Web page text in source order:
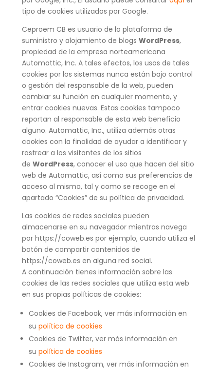
tipo de cookies utilizadas por Google.
Ceproem CB es usuario de la plataforma de
suministro y alojamiento de blogs WordPress,
propiedad de la empresa norteamericana
Automattic, Inc. A tales efectos, los usos de tales
cookies por los sistemas nunca están bajo control
o gestión del responsable de la web, pueden
cambiar su función en cualquier momento, y
entrar cookies nuevas. Estas cookies tampoco
reportan al responsable de esta web beneficio
alguno. Automattic, Inc., utiliza además otras
cookies con la finalidad de ayudar a identificar y
rastrear a los visitantes de los sitios
de WordPress, conocer el uso que hacen del sitio
web de Automattic, así como sus preferencias de
acceso al mismo, tal y como se recoge en el
apartado “Cookies” de su política de privacidad.
Las cookies de redes sociales pueden
almacenarse en su navegador mientras navega
por https://coweb.es por ejemplo, cuando utiliza el
botón de compartir contenidos de
https://coweb.es en alguna red social.
A continuación tienes información sobre las
cookies de las redes sociales que utiliza esta web
en sus propias políticas de cookies:
Cookies de Facebook, ver más información en
su política de cookies
Cookies de Twitter, ver más información en
su política de cookies
Cookies de Instagram, ver más información en